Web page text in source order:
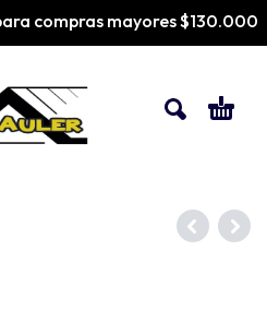
compras mayores $130.000